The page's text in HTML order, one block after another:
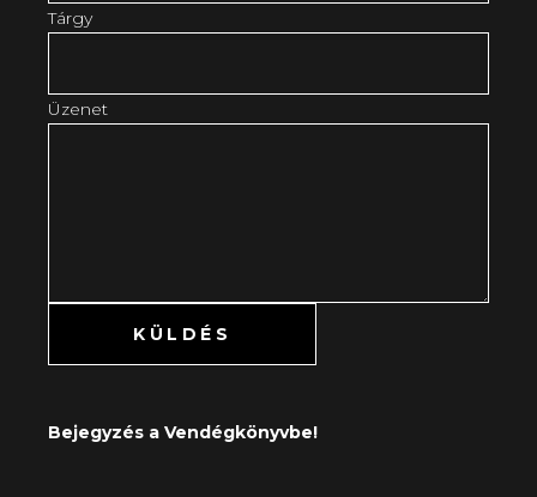
Tárgy
Üzenet
Bejegyzés a Vendégkönyvbe!